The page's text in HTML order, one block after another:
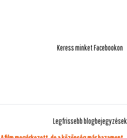
Keress minket Facebookon
Legfrissebb blogbejegyzések